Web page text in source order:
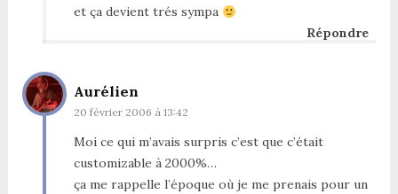
et ça devient trés sympa
Répondre
Aurélien
20 février 2006 à 13:42
Moi ce qui m’avais surpris c’est que c’était
customizable à 2000%…
ça me rappelle l’époque où je me prenais pour un